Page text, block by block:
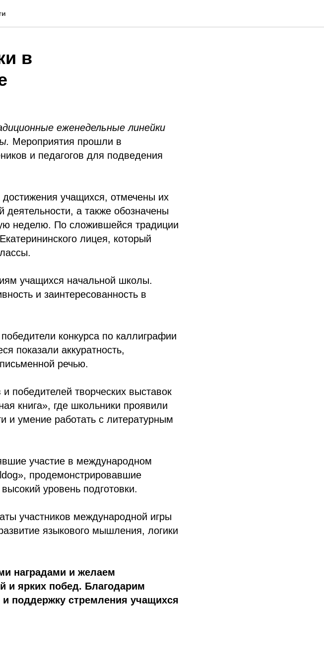
в
еженедельные линейки
Мероприятия прошли в
и педагогов для подведения
учащихся, отмечены их
деятельности, а также обозначены
неделю. По сложившейся традиции
лицея, который
учащихся начальной школы.
и заинтересованность в
конкурса по каллиграфии
показали аккуратность,
речью.
победителей творческих выставок
книга», где школьники проявили
и умение работать с литературным
участие в международном
продемонстрировавшие
уровень подготовки.
участников международной игры
языкового мышления, логики
наградами и желаем
и ярких побед. Благодарим
и поддержку стремления учащихся